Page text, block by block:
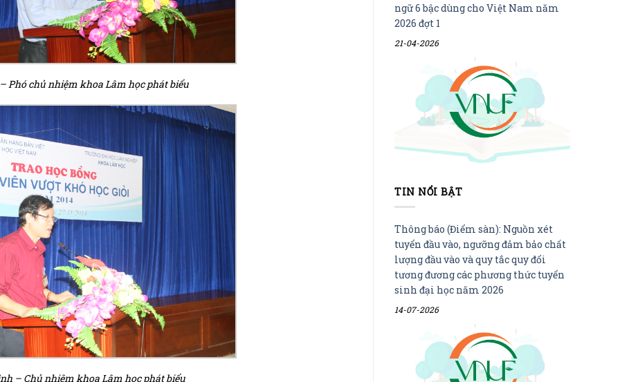
Phó chủ nhiệm khoa Lâm học phát biểu
– Chủ nhiệm khoa Lâm học phát biểu
ngữ 6 bậc dùng cho Việt Nam năm
2026 đợt 1
21-04-2026
TIN NỔI BẬT
Thông báo (Điểm sàn): Nguồn xét
tuyển đầu vào, ngưỡng đảm bảo chất
lượng đầu vào và quy tắc quy đổi
tương đương các phương thức tuyển
sinh đại học năm 2026
14-07-2026